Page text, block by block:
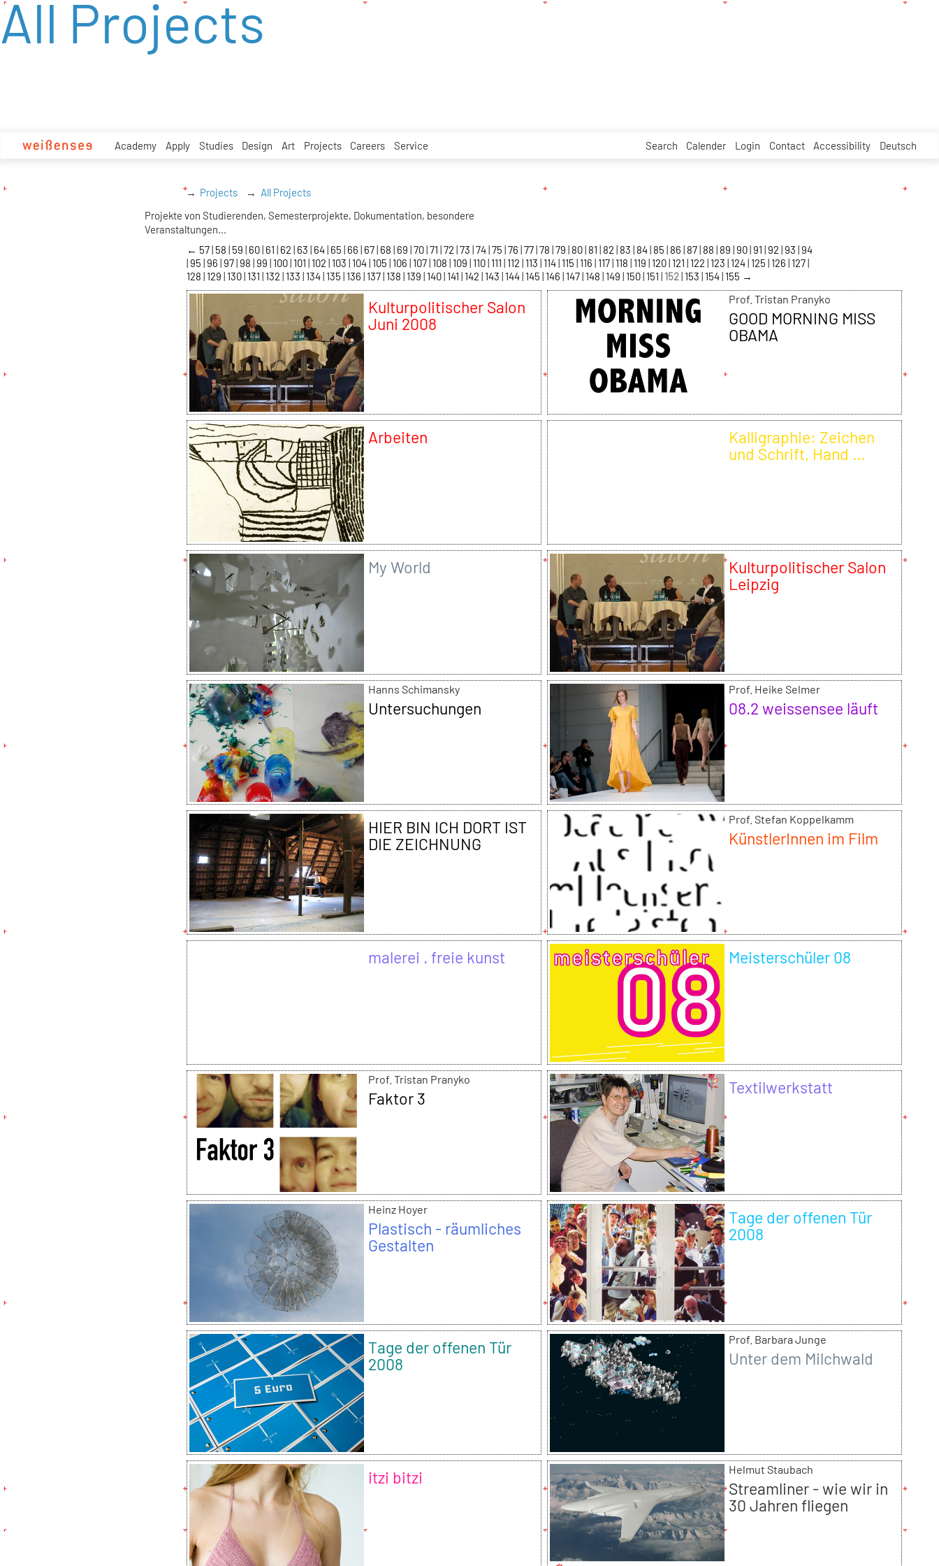
zum
Inhalt
Academy Apply Studies Design Art Projects Careers Service Search Calender Login Contact Accessibility Deutsch
All Projects
Projects
All Projects
Projekte von Studierenden, Semesterprojekte, Dokumentation, besondere
Veranstaltungen...
← 57 58 59 60 61 62 63 64 65 66 67 68 69 70 71 72 73 74 75 76 77 78 79 80 81 82 83 84 85 86 87 88 89 90 91 92 93 94
95 96 97 98 99 100 101 102 103 104 105 106 107 108 109 110 111 112 113 114 115 116 117 118 119 120 121 122 123 124 125 126 127
128 129 130 131 132 133 134 135 136 137 138 139 140 141 142 143 144 145 146 147 148 149 150 151 152 153 154 155 →
Kulturpolitischer Salon
Juni 2008
Arbeiten
My World
Hanns Schimansky
Untersuchungen
HIER BIN ICH DORT IST
DIE ZEICHNUNG
malerei . freie kunst
Prof. Tristan Pranyko
Faktor 3
Heinz Hoyer
Plastisch - räumliches
Gestalten
Tage der offenen Tür
2008
itzi bitzi
Prof. Tristan Pranyko
GOOD MORNING MISS
OBAMA
Kalligraphie: Zeichen
und Schrift, Hand ...
Kulturpolitischer Salon
Leipzig
Prof. Heike Selmer
08.2 weissensee läuft
Prof. Stefan Koppelkamm
KünstlerInnen im Film
Meisterschüler 08
Textilwerkstatt
Tage der offenen Tür
2008
Prof. Barbara Junge
Unter dem Milchwald
Helmut Staubach
Streamliner - wie wir in
30 Jahren fliegen